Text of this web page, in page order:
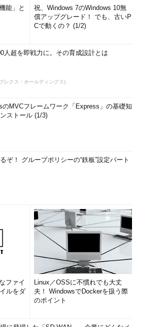
能」と
祝、Windows 7のWindows 10無
償アップグレード！ でも、古いP
Cで動くの？ (1/2)
人超を即戦力に。その育成設計とは
レクス・ホールディングス)
のMVCフレームワーク「Express」の基礎知
ストール (1/3)
ぞ！ グループポリシーの“鉄板”設定パート
ファイ
ルをダ
Linux／OSSに不慣れでも大丈
夫！ WindowsでDockerを扱う際
のポイント